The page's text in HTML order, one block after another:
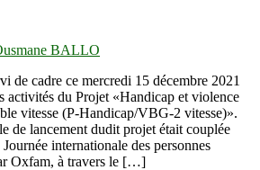
BALLO
de cadre ce mercredi 15 décembre 2021
activités du Projet «Handicap et violence
vitesse (P-Handicap/VBG-2 vitesse)».
de lancement dudit projet était couplée
internationale des personnes
Oxfam, à travers le […]